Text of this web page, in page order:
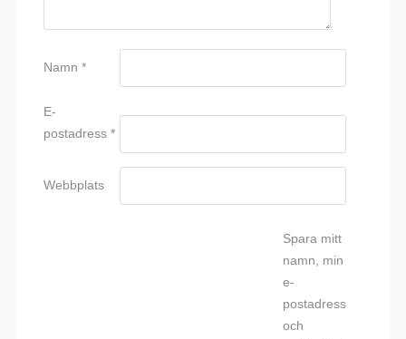
Namn *
E-
postadress *
Webbplats
Spara mitt
namn, min
e-
postadress
och